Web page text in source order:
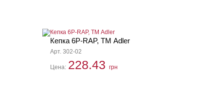
Кепка 6P-RAP, ТМ Adler
Арт. 302-02
Цена: 228.43 грн